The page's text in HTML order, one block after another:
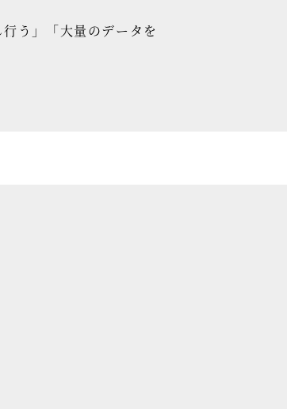
う」「大量のデータを